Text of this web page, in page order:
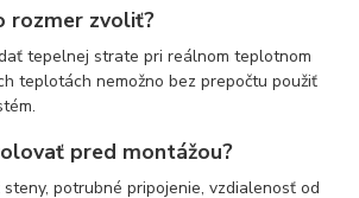
rozmer zvoliť?
tepelnej strate pri reálnom teplotnom
teplotách nemožno bez prepočtu použiť
pred montážou?
potrubné pripojenie, vzdialenosť od